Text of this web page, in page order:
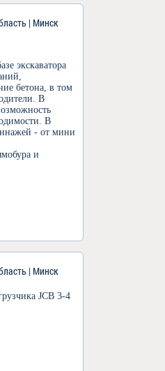
| Минск
экскаватора
бетона, в том
В
В
- от мини
и
| Минск
JCB 3-4